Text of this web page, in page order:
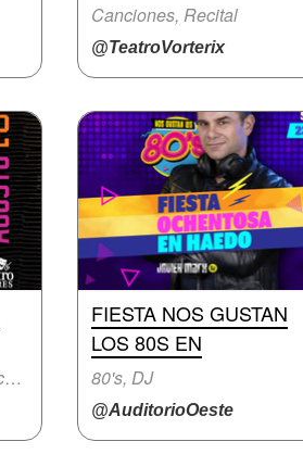
Canciones, Recital
@TeatroVorterix
Canciones, Fiesta con música en vivo
FIESTA NOS GUSTAN
LOS 80S EN
80's, DJ
@AuditorioOeste